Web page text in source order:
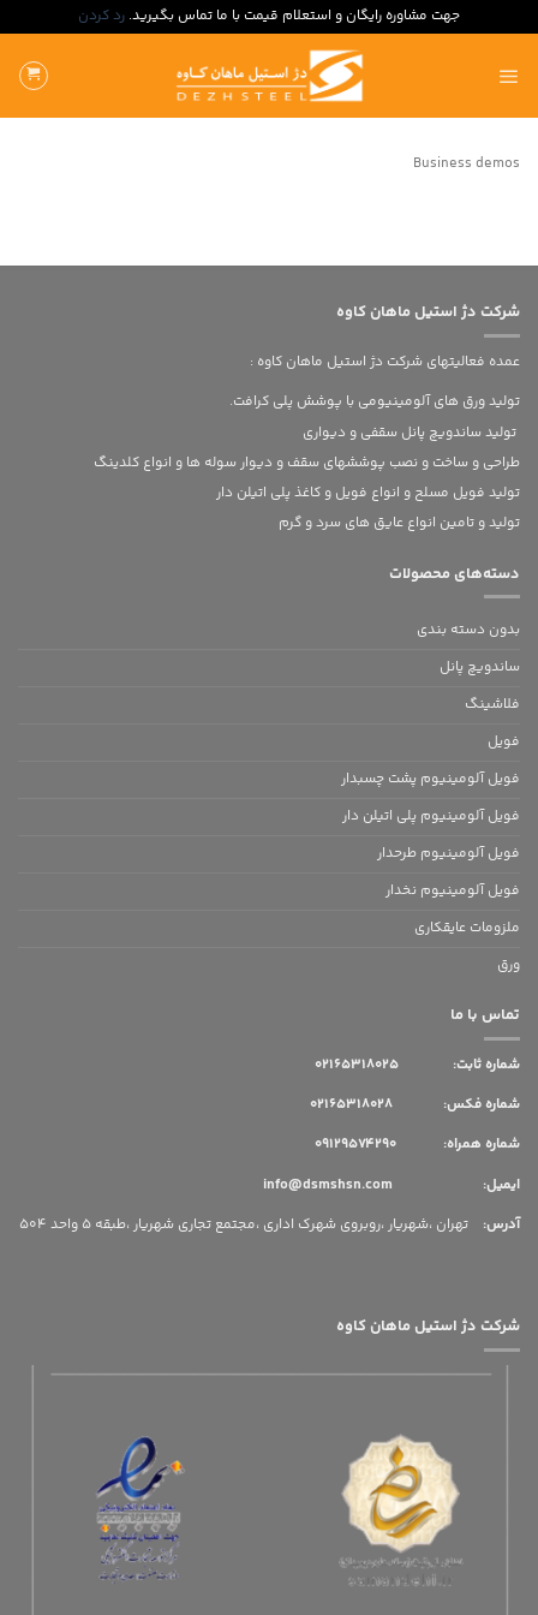
جهت مشاوره رایگان و استعلام قیمت با ما تماس بگیرید. رد کردن
محتوا
بروید
Business demos
شرکت دژ استیل ماهان کاوه
عمده فعالیتهای شرکت دژ استیل ماهان کاوه :
تولید ورق های آلومینیومی با پوشش پلی کرافت.
تولید ساندویچ پانل سقفی و دیواری
طراحی و ساخت و نصب پوششهای سقف و دیوار سوله ها و انواع کلدینگ
تولید فویل مسلح و انواع فویل و کاغذ پلی اتیلن دار
تولید و تامین انواع عایق های سرد و گرم
دسته‌های محصولات
بدون‌ دسته بندی
ساندویچ پانل
فلاشینگ
فویل
فویل آلومینیوم پشت چسبدار
فویل آلومینیوم پلی اتیلن دار
فویل آلومینیوم طرحدار
فویل آلومینیوم نخدار
ملزومات عایقکاری
ورق
تماس با ما
شماره ثابت:
شماره فکس: 02165318028
شماره همراه: 09129574290
ایمیل: info@dsmshsn.com
آدرس: تهران ،شهریار ،روبروی شهرک اداری ،مجتمع تجاری شهریار ،طبقه 5 واحد 504
شرکت دژ استیل ماهان کاوه